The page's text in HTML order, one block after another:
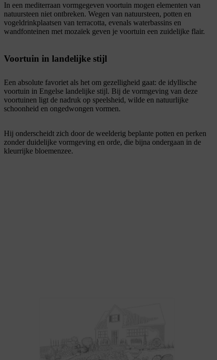
In een mediterraan vormgegeven voortuin mogen elementen van
natuursteen niet ontbreken. Wegen van natuursteen, potten en
vogeldrinkplaatsen van terracotta, evenals waterbassins en
wandfonteinen met mozaïek geven je voortuin een zuidelijke flair.
Voortuin in landelijke stijl
Een absolute favoriet als het om gezelligheid gaat: de idyllische
voortuin in Engelse landelijke stijl. Bij de vormgeving van deze
voortuinen ligt de nadruk op speelsheid, wilde en natuurlijke
schoonheid en ongedwongen vormen.
Hij onderscheidt zich door de weelderig beplante potten en perken
zonder duidelijke vormgeving en orde, die bijna ondergaan in de
kleurrijke bloemenzee.